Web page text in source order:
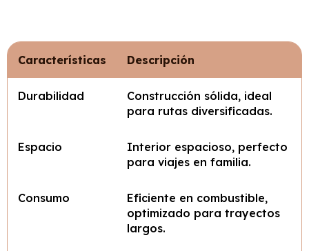
Características Descripción
Durabilidad
Construcción sólida, ideal
para rutas diversificadas.
Espacio
Interior espacioso, perfecto
para viajes en familia.
Consumo
Eficiente en combustible,
optimizado para trayectos
largos.